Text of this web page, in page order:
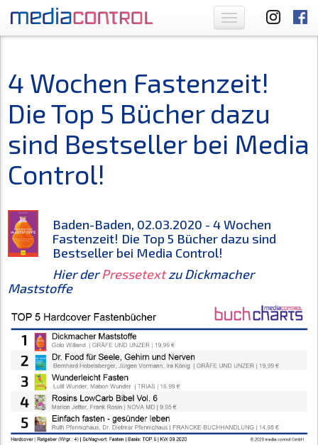
Toggle
navigation
4 Wochen Fastenzeit!
Die Top 5 Bücher dazu
sind Bestseller bei Media
Control!
Baden-Baden, 02.03.2020 - 4 Wochen
Fastenzeit! Die Top 5 Bücher dazu sind
Bestseller bei Media Control!
Hier derPressetextzu Dickmacher
Maststoffe